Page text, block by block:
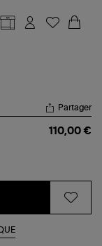
Partager
110,00 €